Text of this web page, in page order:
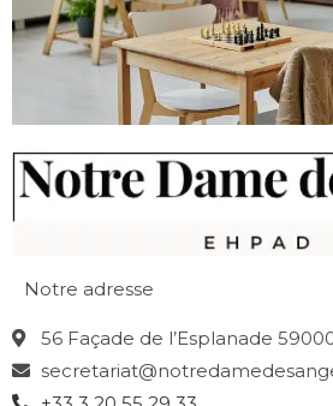
Notre adresse
56 Façade de l’Esplanade